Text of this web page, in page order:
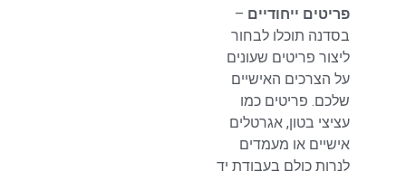
פריטים ייחודיים –
בסדנה תוכלו לבחור
ליצור פריטים שעונים
על הצרכים האישיים
שלכם. פריטים כמו
עציצי בטון, אגרטלים
אישיים או מעמדים
לנרות כולם בעבודת יד